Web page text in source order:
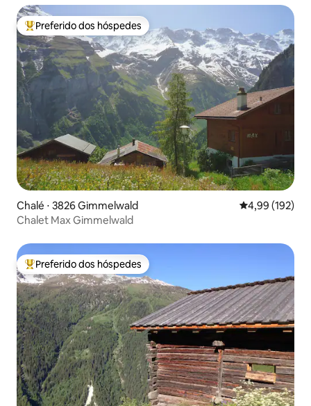
Entre os melhores preferidos dos hóspedes
Preferido dos hóspedes
Chalé ⋅ 3826 Gimmelwald 4,99 de uma
4,99 (192)
Chalet Max Gimmelwald
Entre os melhores preferidos dos hóspedes
Preferido dos hóspedes